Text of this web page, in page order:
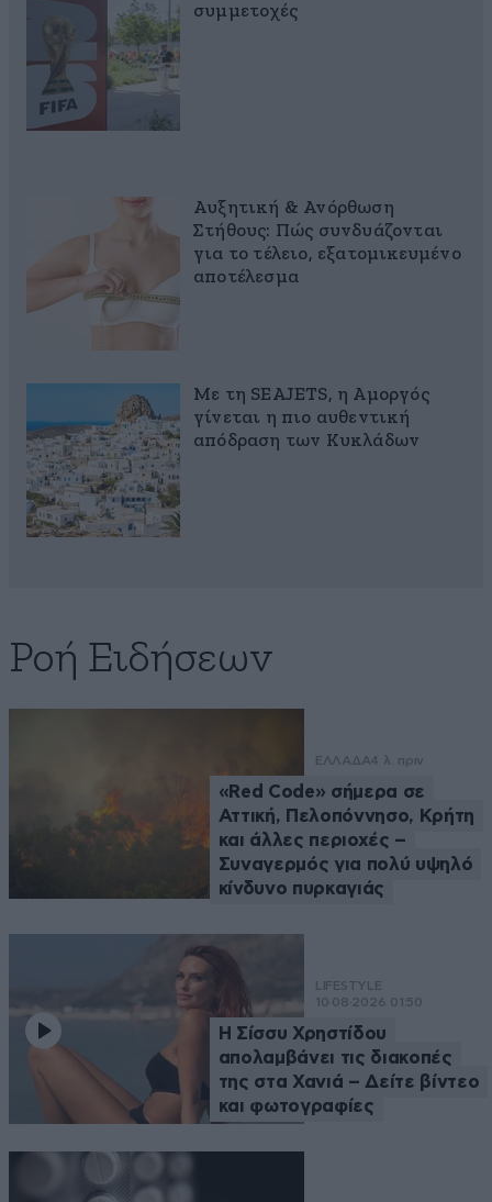
συμμετοχές
Αυξητική & Ανόρθωση
Στήθους: Πώς συνδυάζονται
για το τέλειο, εξατομικευμένο
αποτέλεσμα
Με τη SEAJETS, η Αμοργός
γίνεται η πιο αυθεντική
απόδραση των Κυκλάδων
Ροή Ειδήσεων
ΕΛΛΑΔΑ4 λ. πριν
«Red Code» σήμερα σε
Αττική, Πελοπόννησο, Κρήτη
και άλλες περιοχές –
Συναγερμός για πολύ υψηλό
κίνδυνο πυρκαγιάς
LIFESTYLE
10·08·2026 01:50
Η Σίσσυ Χρηστίδου
απολαμβάνει τις διακοπές
της στα Χανιά – Δείτε βίντεο
και φωτογραφίες